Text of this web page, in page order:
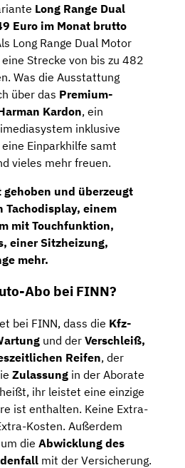
Long Range Dual
Euro im Monat brutto
Long Range Dual Motor
Strecke von bis zu 482
Was die Ausstattung
über das Premium-
Kardon, ein
inklusive
Einparkhilfe samt
vieles mehr freuen.
und überzeugt
einem
mit Touchfunktion,
einer Sitzheizung,
mehr.
Abo bei FINN?
bei FINN, dass die Kfz-
und der Verschleiß,
Reifen, der
Zulassung in der Aborate
ihr leistet eine einzige
ist enthalten. Keine Extra-
Kosten. Außerdem
die Abwicklung des
mit der Versicherung.